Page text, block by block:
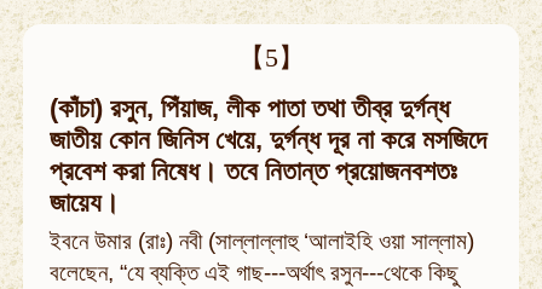
【5】
(কাঁচা) রসুন, পিঁয়াজ, লীক পাতা তথা তীব্র দুর্গন্ধ
জাতীয় কোন জিনিস খেয়ে, দুর্গন্ধ দূর না করে মসজিদে
প্রবেশ করা নিষেধ। তবে নিতান্ত প্রয়োজনবশতঃ
জায়েয।
ইবনে উমার (রাঃ) নবী (সাল্লাল্লাহু ‘আলাইহি ওয়া সাল্লাম)
বলেছেন, “যে ব্যক্তি এই গাছ---অর্থাৎ রসুন---থেকে কিছু